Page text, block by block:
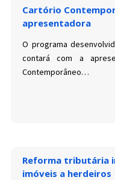
Cartório
apresentadora
O programa
contará com a
Contemporâneo…
Reforma tributária
imóveis a herdeiros